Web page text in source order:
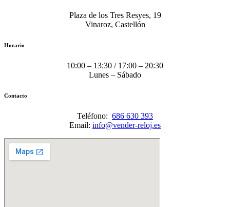
Plaza de los Tres Resyes, 19
Vinaroz, Castellón
Horario
10:00 – 13:30 / 17:00 – 20:30
Lunes – Sábado
Contacto
Teléfono: 686 630 393
Email: info@vender-reloj.es